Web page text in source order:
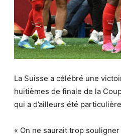
La Suisse a célébré une
huitièmes de finale de la
qui a d’ailleurs été
« On ne saurait trop